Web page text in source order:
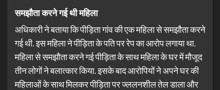
समझौता करने गई थी महिला
अधिकारी ने बताया कि पीड़िता गांव की एक महिला से समझौता करने
गई थी. इस महिला ने पीड़िता के पति पर रेप का आरोप लगाया था.
महिला से समझौता करने गई पीड़िता के साथ महिला के घर में मौजूद
तीन लोगों ने बलात्कार किया. इसके बाद आरोपियों ने अपने घर की
महिलाओं के साथ मिलकर पीड़िता पर ज्ललनशील तेल डाला और